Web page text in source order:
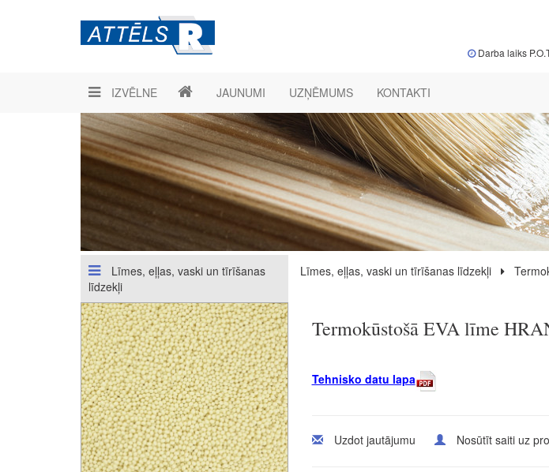
Darba laiks
IZVĒLNE JAUNUMI UZŅĒMUMS KONTAKTI
Līmes, eļļas, vaski un tīrīšanas
līdzekļi
Līmes, eļļas, vaski un tīrīšanas līdzekļi
Termokūstošā EVA līme
Tehnisko datu lapa
Uzdot jautājumu Nosūtīt saiti uz